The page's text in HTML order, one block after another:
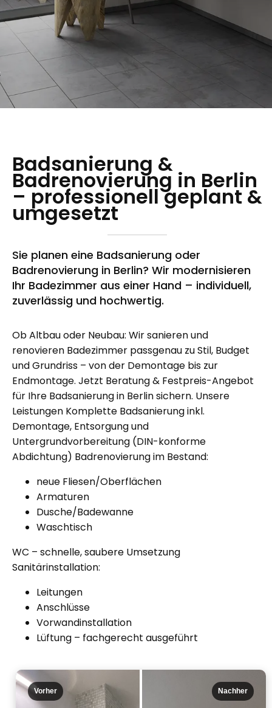
Badsanierung &
Badrenovierung in Berlin
– professionell geplant &
umgesetzt
Sie planen eine Badsanierung oder
Badrenovierung in Berlin? Wir modernisieren
Ihr Badezimmer aus einer Hand – individuell,
zuverlässig und hochwertig.
Ob Altbau oder Neubau: Wir sanieren und
renovieren Badezimmer passgenau zu Stil, Budget
und Grundriss – von der Demontage bis zur
Endmontage. Jetzt Beratung & Festpreis-Angebot
für Ihre Badsanierung in Berlin sichern. Unsere
Leistungen Komplette Badsanierung inkl.
Demontage, Entsorgung und
Untergrundvorbereitung (DIN-konforme
Abdichtung) Badrenovierung im Bestand:
neue Fliesen/Oberflächen
Armaturen
Dusche/Badewanne
Waschtisch
WC – schnelle, saubere Umsetzung
Sanitärinstallation:
Leitungen
Anschlüsse
Vorwandinstallation
Lüftung – fachgerecht ausgeführt
Vorher Nachher